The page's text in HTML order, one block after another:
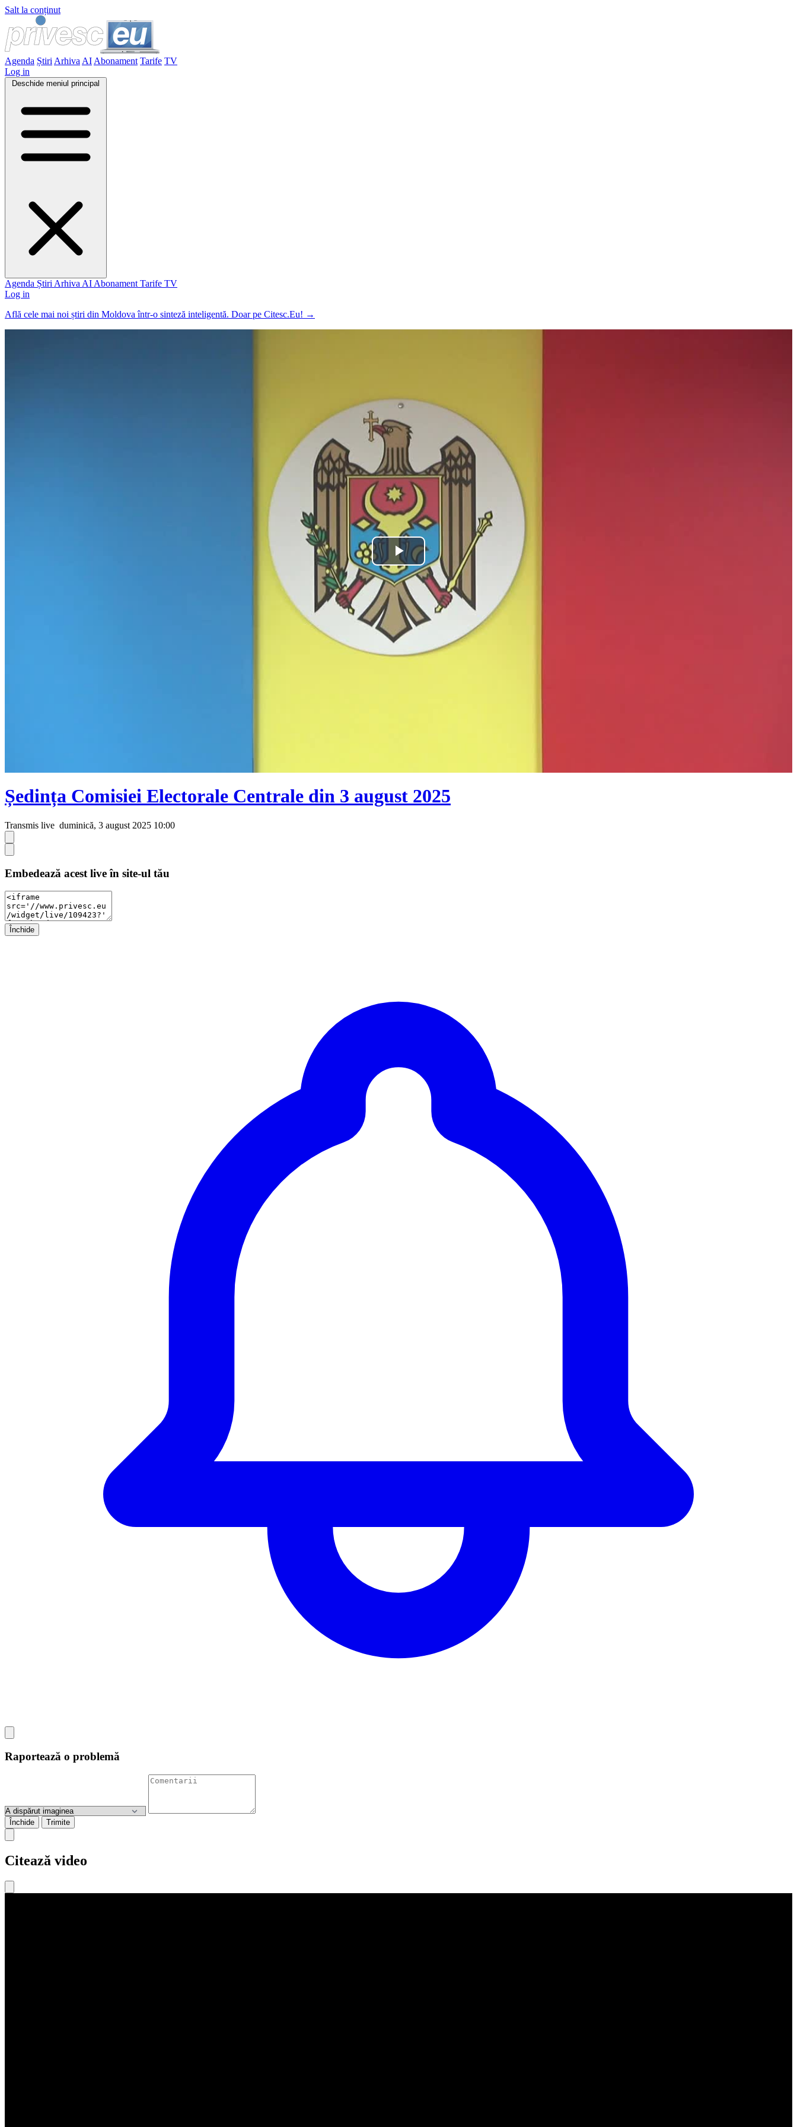
Salt la conținut
Agenda Știri Arhiva AI Abonament Tarife TV
Log in
Deschide meniul principal
Agenda Știri Arhiva AI Abonament Tarife TV
Log in
Află cele mai noi știri din Moldova într-o sinteză inteligentă. Doar pe Citesc.Eu! →
Play
Video
Ședința Comisiei Electorale Centrale din 3 august 2025
Transmis live duminică, 3 august 2025 10:00
Embedează acest live în site-ul tău
Închide
Raportează o problemă
Închide Trimite
Citează video